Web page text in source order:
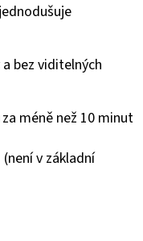
bez viditelných
méně než 10 minut
v základní